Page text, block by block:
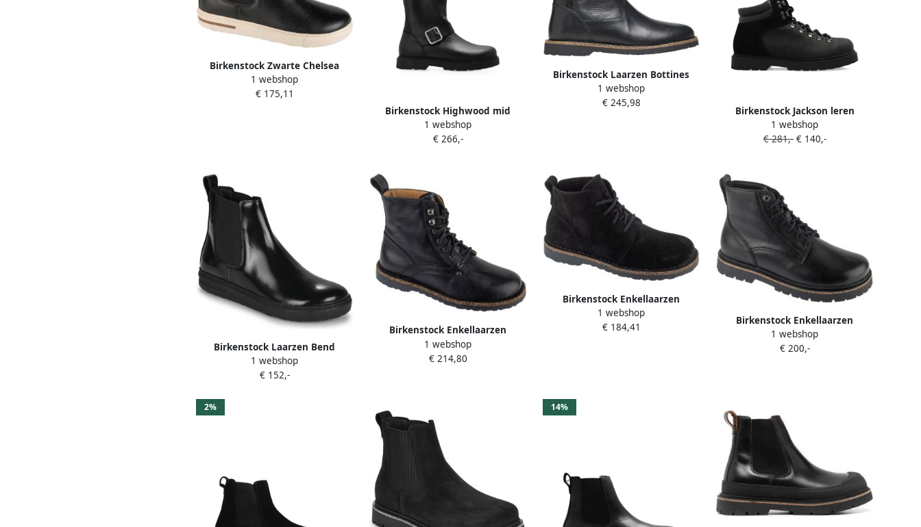
Birkenstock Zwarte Chelsea
Regular Laarzen
1 webshop
€ 175,11
Birkenstock Highwood mid
buckle-fastening ankle boots
Zwart
1 webshop
€ 266,-
Birkenstock Laarzen Bottines
Uppsala Normal cuir
1 webshop
€ 245,98
Birkenstock Jackson leren
enkellaarzen met veters Zwart
1 webshop
€ 281,-€ 140,-
Birkenstock Laarzen Bend
Chelsea
1 webshop
€ 152,-
Birkenstock Enkellaarzen
BRYSON S BLK CALZ S
1 webshop
€ 214,80
Birkenstock Enkellaarzen
Bottines Uppsala daim
1 webshop
€ 184,41
Birkenstock Enkellaarzen
Highwood Lace Mid W
1 webshop
€ 200,-
2% 14%